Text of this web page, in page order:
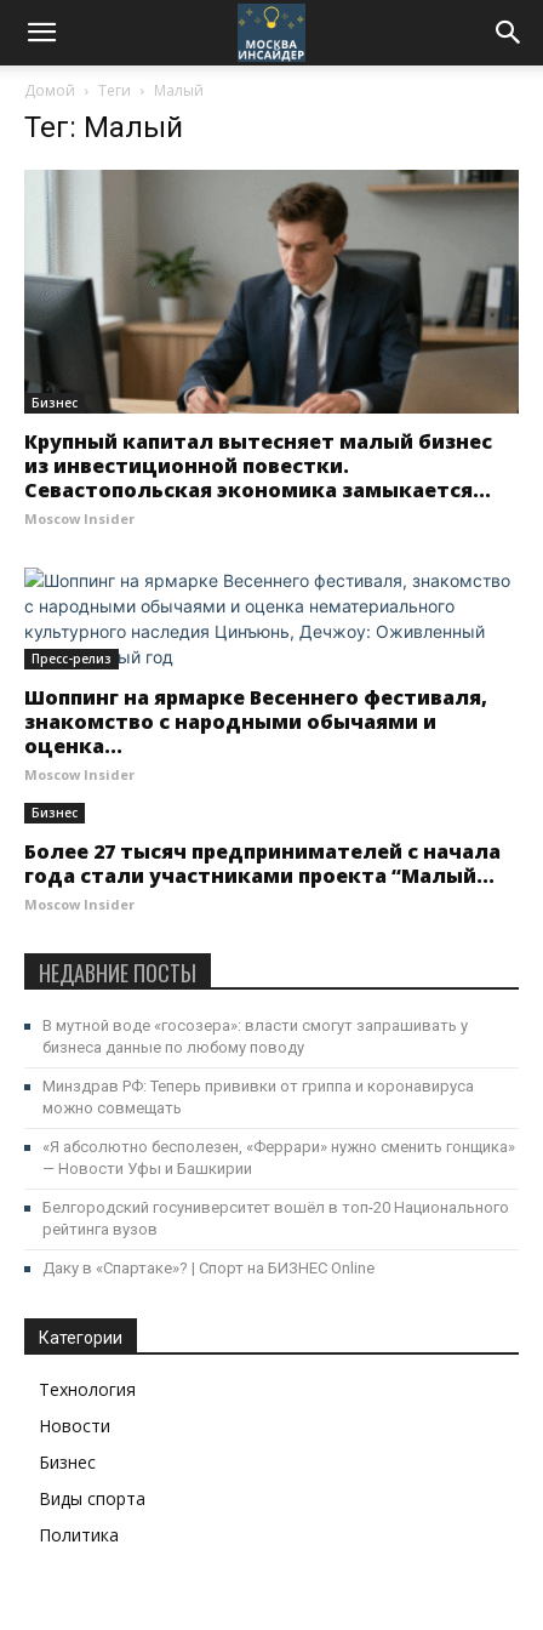
Домой Теги Малый
Тег: Малый
Бизнес
Крупный капитал вытесняет малый бизнес
из инвестиционной повестки.
Севастопольская экономика замыкается...
Moscow Insider
Пресс-релиз
Шоппинг на ярмарке Весеннего фестиваля,
знакомство с народными обычаями и
оценка...
Moscow Insider
Бизнес
Более 27 тысяч предпринимателей с начала
года стали участниками проекта “Малый...
Moscow Insider
НЕДАВНИЕ ПОСТЫ
В мутной воде «госозера»: власти смогут запрашивать у
бизнеса данные по любому поводу
Минздрав РФ: Теперь прививки от гриппа и коронавируса
можно совмещать
«Я абсолютно бесполезен, «Феррари» нужно сменить гонщика»
— Новости Уфы и Башкирии
Белгородский госуниверситет вошёл в топ-20 Национального
рейтинга вузов
Даку в «Спартаке»? | Спорт на БИЗНЕС Online
Категории
Технология
Новости
Бизнес
Виды спорта
Политика